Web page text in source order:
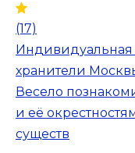
(17)
Индивидуальная
хранители
Весело
и её
существ